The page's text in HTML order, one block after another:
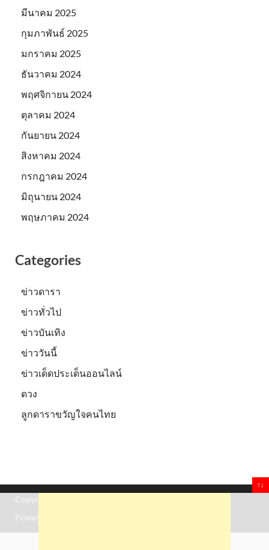
มีนาคม 2025
กุมภาพันธ์ 2025
มกราคม 2025
ธันวาคม 2024
พฤศจิกายน 2024
ตุลาคม 2024
กันยายน 2024
สิงหาคม 2024
กรกฎาคม 2024
มิถุนายน 2024
พฤษภาคม 2024
Categories
ข่าวดารา
ข่าวทั่วไป
ข่าวบันเทิง
ข่าววันนี้
ข่าวเด็ดประเด็นออนไลน์
ดวง
ลูกดาราขวัญใจคนไทย
Copyright © 2026
Powered by
↑↓